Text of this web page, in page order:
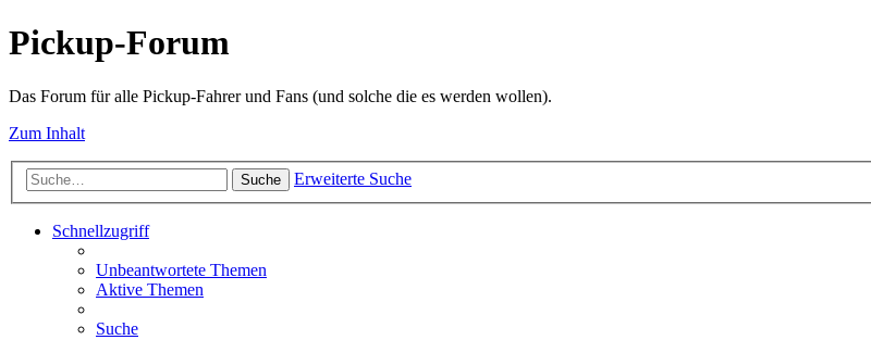
Pickup-Forum
Das Forum für alle Pickup-Fahrer und Fans (und solche die es werden wollen).
Zum Inhalt
Suche Erweiterte Suche
Schnellzugriff
Unbeantwortete Themen
Aktive Themen
Suche